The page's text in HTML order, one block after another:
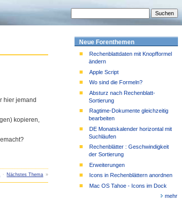
hier jemand
kopieren,
· Nächstes Thema »
Neue Forenthemen
Rechenblattdaten mit Knopfformel
ändern
Apple Script
Wo sind die Formeln?
Absturz nach Rechenblatt-
Sortierung
Ragtime-Dokumente gleichzeitig
bearbeiten
DE Monatskalender horizontal mit
Suchläufen
Rechenblätter : Geschwindigkeit
der Sortierung
Erweiterungen
Icons in Rechenblättern anordnen
Mac OS Tahoe - Icons im Dock
mehr